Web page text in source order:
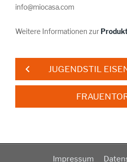
info@miocasa.com
Weitere Informationen zur
JUGENDSTIL
Impressum